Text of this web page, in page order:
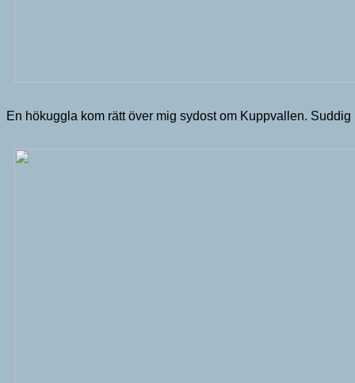
En hökuggla kom rätt över mig sydost om Kuppvallen.